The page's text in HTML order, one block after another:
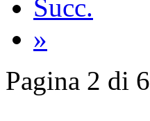
Succ.
»
Pagina 2 di 6